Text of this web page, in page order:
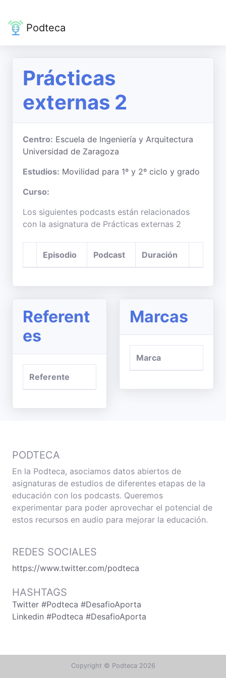
Podteca
Prácticas
externas 2
Centro: Escuela de Ingeniería y Arquitectura
Universidad de Zaragoza
Estudios: Movilidad para 1º y 2º ciclo y grado
Curso:
Los siguientes podcasts están relacionados
con la asignatura de Prácticas externas 2
Episodio Podcast Duración
Referent
es
Referente
Marcas
Marca
PODTECA
En la Podteca, asociamos datos abiertos de
asignaturas de estudios de diferentes etapas de la
educación con los podcasts. Queremos
experimentar para poder aprovechar el potencial de
estos recursos en audio para mejorar la educación.
REDES SOCIALES
https://www.twitter.com/podteca
HASHTAGS
Twitter #Podteca #DesafioAporta
Linkedin #Podteca #DesafioAporta
Copyright © Podteca 2026